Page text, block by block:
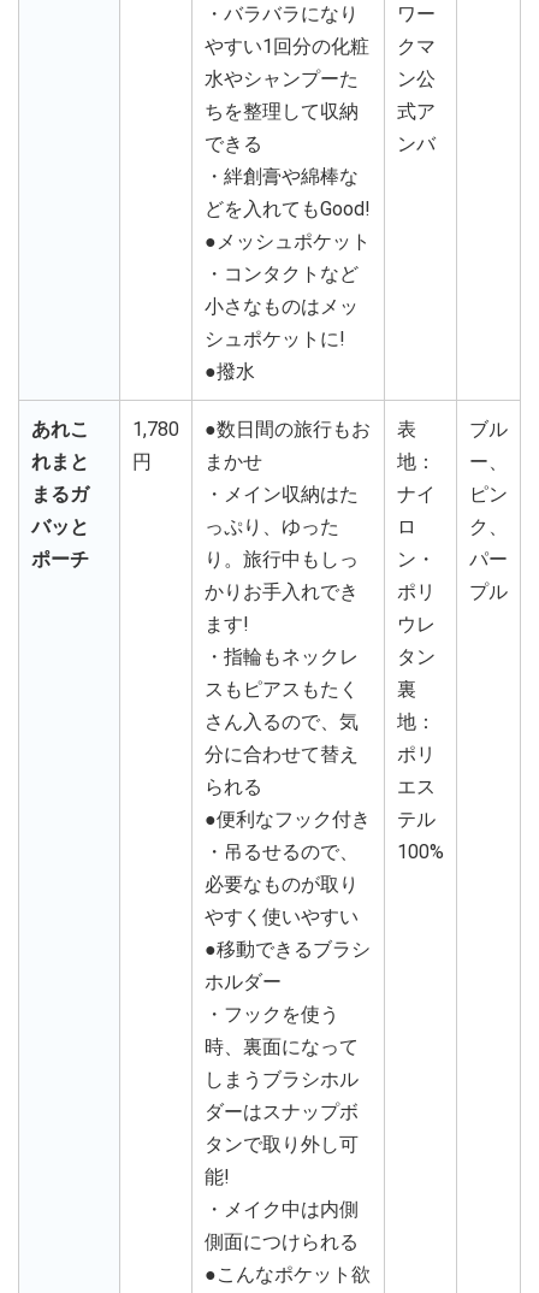
・バラバラになり
やすい1回分の化粧
水やシャンプーた
ちを整理して収納
できる
・絆創膏や綿棒な
どを入れてもGood!
●メッシュポケット
・コンタクトなど
小さなものはメッ
シュポケットに!
●撥水
ワー
クマ
ン公
式ア
ンバ
あれこ
れまと
まるガ
バッと
ポーチ
1,780
円
●数日間の旅行もお
まかせ
・メイン収納はた
っぷり、ゆった
り。旅行中もしっ
かりお手入れでき
ます!
・指輪もネックレ
スもピアスもたく
さん入るので、気
分に合わせて替え
られる
●便利なフック付き
・吊るせるので、
必要なものが取り
やすく使いやすい
●移動できるブラシ
ホルダー
・フックを使う
時、裏面になって
しまうブラシホル
ダーはスナップボ
タンで取り外し可
能!
・メイク中は内側
側面につけられる
●こんなポケット欲
表
地：
ナイ
ロ
ン・
ポリ
ウレ
タン
裏
地：
ポリ
エス
テル
100%
ブル
ー、
ピン
ク、
パー
プル